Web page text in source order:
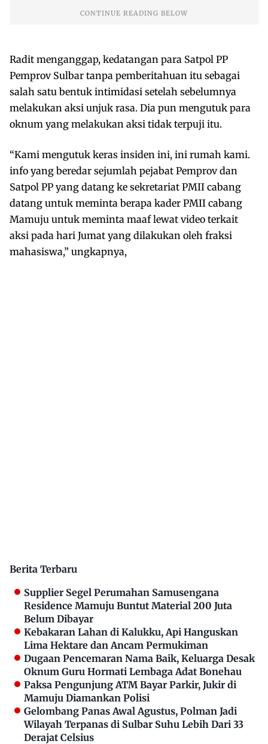
Radit menganggap, kedatangan para Satpol PP
Pemprov Sulbar tanpa pemberitahuan itu sebagai
salah satu bentuk intimidasi setelah sebelumnya
melakukan aksi unjuk rasa. Dia pun mengutuk para
oknum yang melakukan aksi tidak terpuji itu.
“Kami mengutuk keras insiden ini, ini rumah kami.
info yang beredar sejumlah pejabat Pemprov dan
Satpol PP yang datang ke sekretariat PMII cabang
datang untuk meminta berapa kader PMII cabang
Mamuju untuk meminta maaf lewat video terkait
aksi pada hari Jumat yang dilakukan oleh fraksi
mahasiswa,” ungkapnya,
Berita Terbaru
Supplier Segel Perumahan Samusengana
Residence Mamuju Buntut Material 200 Juta
Belum Dibayar
Kebakaran Lahan di Kalukku, Api Hanguskan
Lima Hektare dan Ancam Permukiman
Dugaan Pencemaran Nama Baik, Keluarga Desak
Oknum Guru Hormati Lembaga Adat Bonehau
Paksa Pengunjung ATM Bayar Parkir, Jukir di
Mamuju Diamankan Polisi
Gelombang Panas Awal Agustus, Polman Jadi
Wilayah Terpanas di Sulbar Suhu Lebih Dari 33
Derajat Celsius